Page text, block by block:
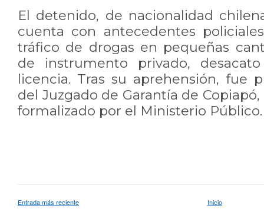
El detenido, de nacionalidad
cuenta con antecedentes
tráfico de drogas en pequeñas
de instrumento privado,
licencia. Tras su aprehensión, fue
del Juzgado de Garantía de
formalizado por el Ministerio Público.
Entrada más reciente Inicio